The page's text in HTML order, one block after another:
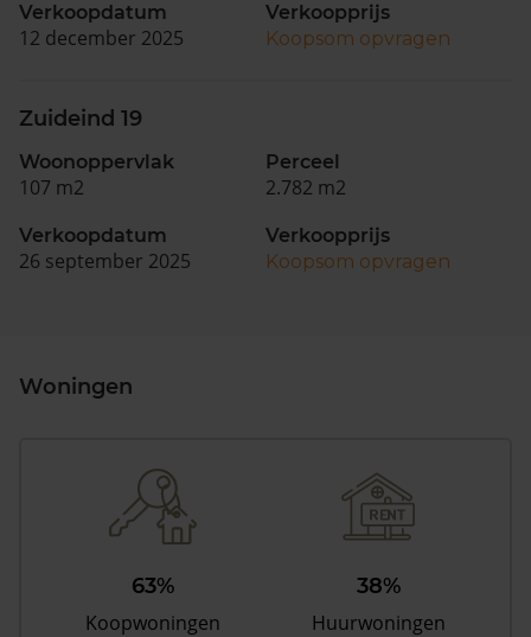
Verkoopdatum
12 december 2025
Verkoopprijs
Koopsom opvragen
Zuideind 19
Woonoppervlak
107 m2
Perceel
2.782 m2
Verkoopdatum
26 september 2025
Verkoopprijs
Koopsom opvragen
Woningen
63%
Koopwoningen
38%
Huurwoningen